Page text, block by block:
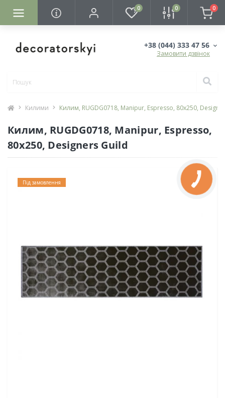
0 0 0
+38 (044) 333 47 56
Замовити дзвінок
Килими Килим, RUGDG0718, Manipur, Espresso, 80х250,
Килим, RUGDG0718, Manipur, Espresso,
80х250, Designers Guild
Під замовлення